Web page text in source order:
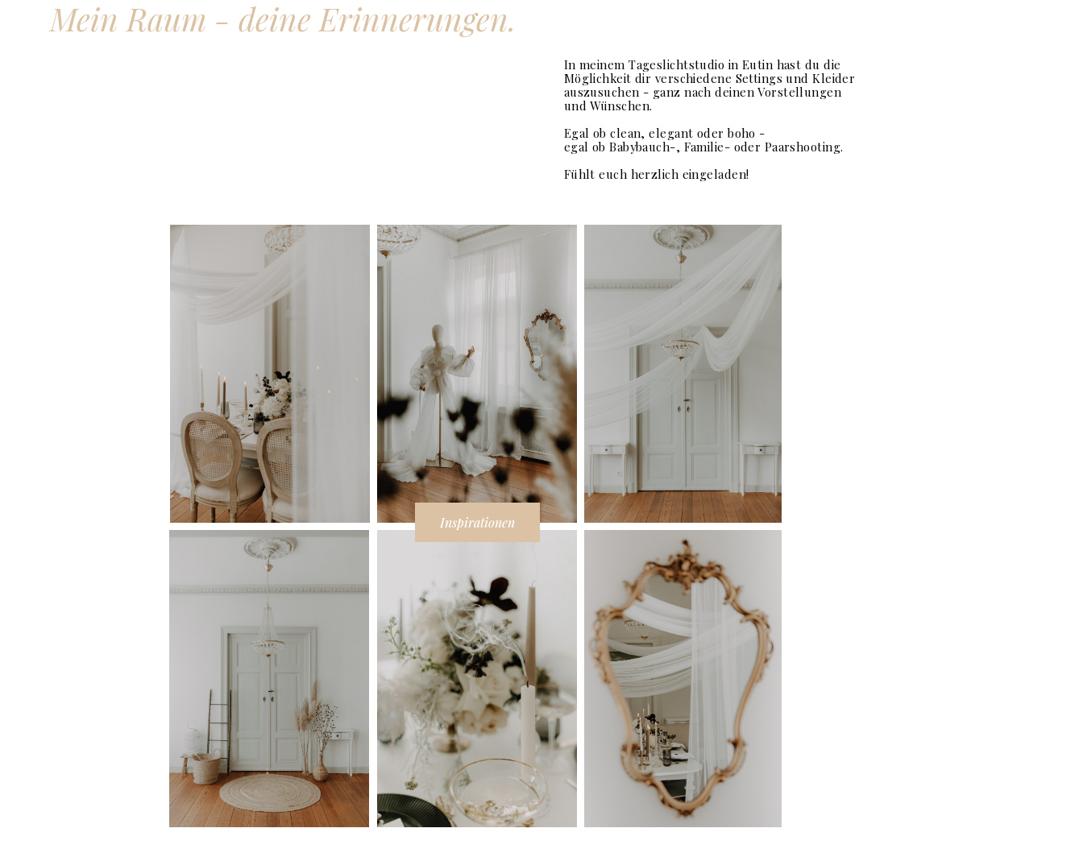
Mein Raum - deine Erinnerungen.
In meinem Tageslichtstudio in Eutin hast du die
Möglichkeit dir verschiedene Settings und Kleider
auszusuchen - ganz nach deinen Vorstellungen
und Wünschen.
Egal ob clean, elegant oder boho -
egal ob Babybauch-, Familie- oder Paarshooting.
Fühlt euch herzlich eingeladen!
Inspirationen